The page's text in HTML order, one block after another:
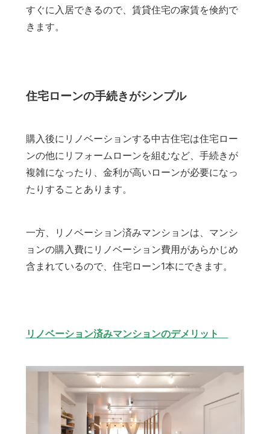
すぐに入居できるので、賃貸住宅の家賃を倹約で
きます。
住宅ローンの手続きがシンプル
購入後にリノベーションする中古住宅は住宅ロー
ンの他にリフォームローンを組むなど、手続きが
複雑になったり、金利が高いローンが必要になっ
たりすることあります。
一方、リノベーション済みマンションは、マンシ
ョンの購入費にリノベーション費用があらかじめ
含まれているので、住宅ローン1本にできます。
リノベーション済みマンションのデメリット